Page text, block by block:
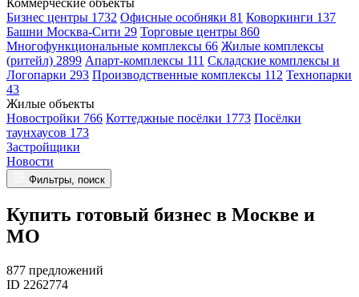
Коммерческие объекты
Бизнес центры 1732 Офисные особняки 81 Коворкинги 137
Башни Москва-Сити 29 Торговые центры 860
Многофункциональные комплексы 66 Жилые комплексы
(ритейл) 2899 Апарт-комплексы 111 Складские комплексы и
Логопарки 293 Производственные комплексы 112 Технопарки
43
Жилые объекты
Новостройки 766 Коттеджные посёлки 1773 Посёлки
таунхаусов 173
Застройщики
Новости
Фильтры, поиск
Купить готовый бизнес в Москве и
МО
877 предложений
ID 2262774